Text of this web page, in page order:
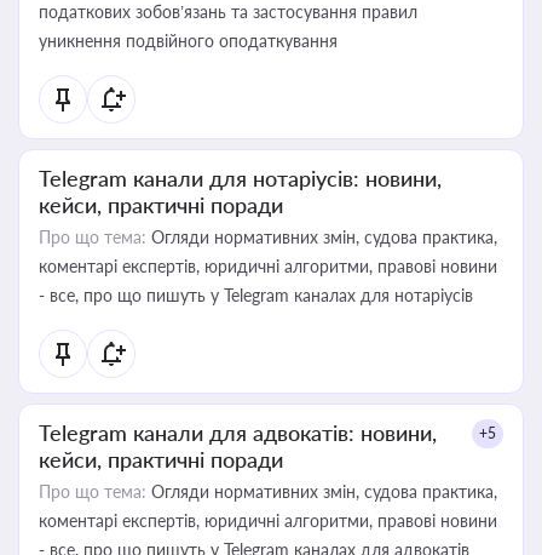
податкових зобов’язань та застосування правил
уникнення подвійного оподаткування
Telegram канали для нотаріусів: новини,
кейси, практичні поради
Про що тема: Огляди нормативних змін, судова практика,
коментарі експертів, юридичні алгоритми, правові новини
- все, про що пишуть у Telegram каналах для нотаріусів
Telegram канали для адвокатів: новини,
кейси, практичні поради
+5
Про що тема: Огляди нормативних змін, судова практика,
коментарі експертів, юридичні алгоритми, правові новини
- все, про що пишуть у Telegram каналах для адвокатів